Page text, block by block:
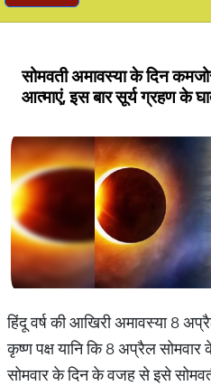
सोमवती अमावस्या के दिन
आत्माएं, इस बार सूर्य ग्रहण के
हिंदू वर्ष की आखिरी अमावस्या 8
कृष्ण पक्ष यानि कि 8 अप्रैल सोमवार
सोमवार के दिन के वजह से इसे